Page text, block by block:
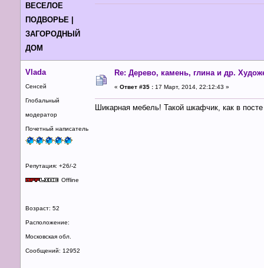
ВЕСЕЛОЕ
ПОДВОРЬЕ |
ЗАГОРОДНЫЙ
ДОМ
Vlada
Сенсей
Глобальный
модератор
Почетный написатель
Репутация: +26/-2
Offline
Возраст: 52
Расположение:
Московская обл.
Сообщений: 12952
Re: Дерево, камень, глина и др.
« Ответ #35 : 17 Март, 2014, 22:12:43 »
Шикарная мебель! Такой шкафчик, как в